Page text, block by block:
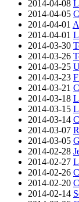
2014-04-08
2014-04-05
2014-04-01
2014-04-01
2014-03-30
2014-03-26
2014-03-25
2014-03-23
2014-03-21
2014-03-18
2014-03-15
2014-03-14
2014-03-07
2014-03-05
2014-02-28
2014-02-27
2014-02-26
2014-02-20
2014-02-14